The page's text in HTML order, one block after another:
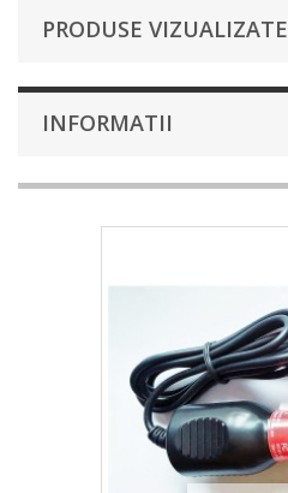
PRODUSE VIZUALIZATE
INFORMATII